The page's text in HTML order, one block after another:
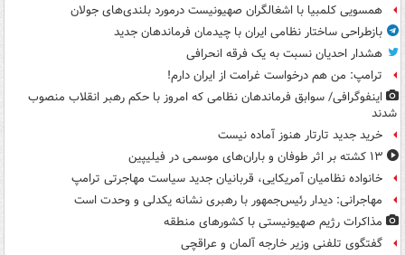
همسویی کلمبیا با اشغالگران صهیونیست درمورد بلندی‌های جولان
بازطراحی ساختار نظامی ایران با چیدمان فرماندهان جدید
هشدار احدیان نسبت به یک فرقه انحرافی
ترامپ: من هم درخواست غرامت از ایران دارم!
اینفوگرافی/ سوابق فرماندهان نظامی که امروز با حکم رهبر انقلاب منصوب
شدند
خرید جدید تارتار هنوز آماده نیست
۱۳ کشته بر اثر طوفان و باران‌های موسمی در فیلیپین
خانواده نظامیان آمریکایی، قربانیان جدید سیاست مهاجرتی ترامپ
مهاجرانی: دیدار رئیس‌جمهور با رهبری نشانه یکدلی و وحدت است
مذاکرات رژیم صهیونیستی با کشورهای منطقه
گفتگوی تلفنی وزیر خارجه آلمان و عراقچی